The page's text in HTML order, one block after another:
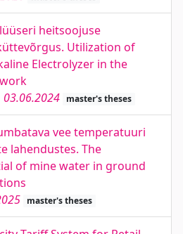
heitsoojuse
Utilization of
Electrolyzer in the
03.06.2024 master's theses
vee temperatuuri
lahendustes. The
of mine water in ground
master's theses